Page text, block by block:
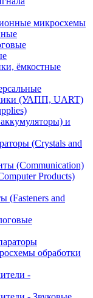
микросхемы
ёмкостные
(УАПП, UART)
и
(Crystals and
(Communication)
Products)
(Fasteners and
обработки
-